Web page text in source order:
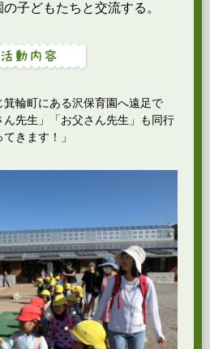
の子どもたちと交流する。
輪町にある沢保育園へ遠足で
先生」「お父さん先生」も同行
きます！」